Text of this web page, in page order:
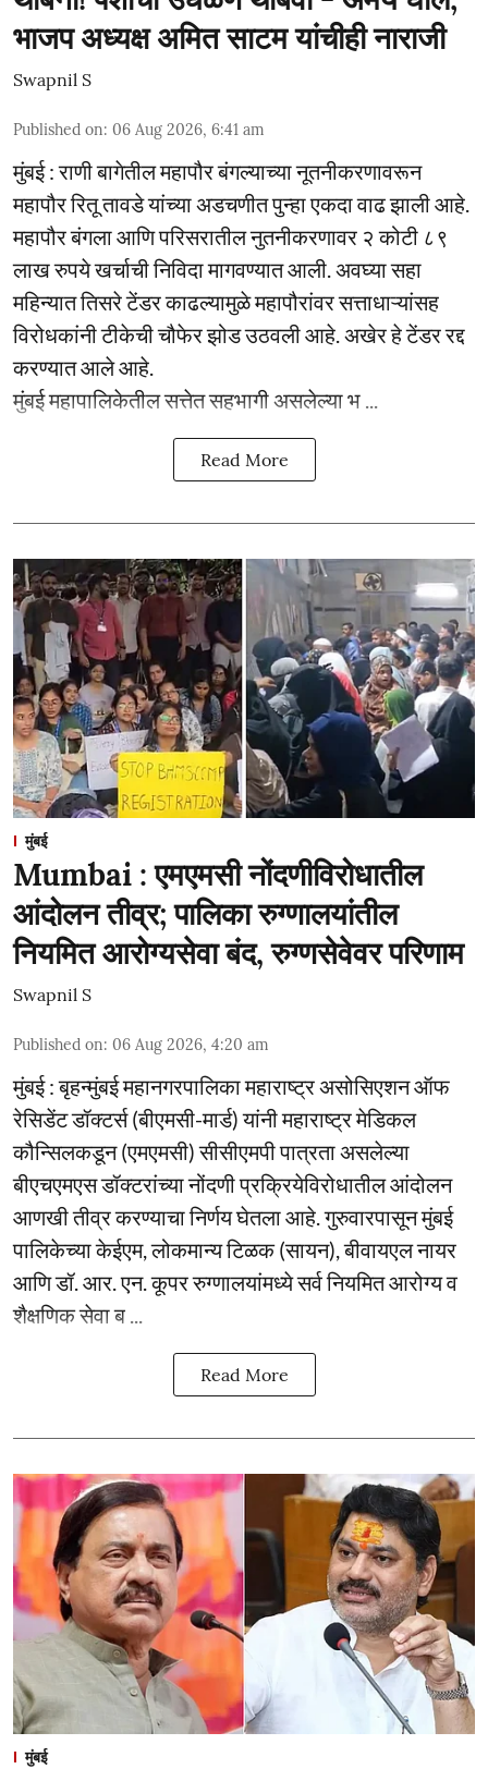
भाजप अध्यक्ष अमित साटम यांचीही नाराजी
Swapnil S
Published on: 06 Aug 2026, 6:41 am
मुंबई : राणी बागेतील महापौर बंगल्याच्या नूतनीकरणावरून
महापौर रितू तावडे यांच्या अडचणीत पुन्हा एकदा वाढ झाली आहे.
महापौर बंगला आणि परिसरातील नुतनीकरणावर २ कोटी ८९
लाख रुपये खर्चाची निविदा मागवण्यात आली. अवघ्या सहा
महिन्यात तिसरे टेंडर काढल्यामुळे महापौरांवर सत्ताधाऱ्यांसह
विरोधकांनी टीकेची चौफेर झोड उठवली आहे. अखेर हे टेंडर रद्द
करण्यात आले आहे.
मुंबई महापालिकेतील सत्तेत सहभागी असलेल्या भ ...
Read More
मुंबई
Mumbai : एमएमसी नोंदणीविरोधातील
आंदोलन तीव्र; पालिका रुग्णालयांतील
नियमित आरोग्यसेवा बंद, रुग्णसेवेवर परिणाम
Swapnil S
Published on: 06 Aug 2026, 4:20 am
मुंबई : बृहन्मुंबई महानगरपालिका महाराष्ट्र असोसिएशन ऑफ
रेसिडेंट डॉक्टर्स (बीएमसी-मार्ड) यांनी महाराष्ट्र मेडिकल
कौन्सिलकडून (एमएमसी) सीसीएमपी पात्रता असलेल्या
बीएचएमएस डॉक्टरांच्या नोंदणी प्रक्रियेविरोधातील आंदोलन
आणखी तीव्र करण्याचा निर्णय घेतला आहे. गुरुवारपासून मुंबई
पालिकेच्या केईएम, लोकमान्य टिळक (सायन), बीवायएल नायर
आणि डॉ. आर. एन. कूपर रुग्णालयांमध्ये सर्व नियमित आरोग्य व
शैक्षणिक सेवा ब ...
Read More
मुंबई